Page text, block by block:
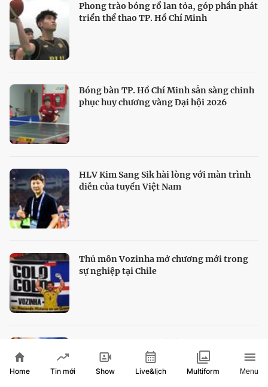
Phong trào bóng rổ lan tỏa, góp phần phát
triển thể thao TP. Hồ Chí Minh
Bóng bàn TP. Hồ Chí Minh sẵn sàng chinh
phục huy chương vàng Đại hội 2026
HLV Kim Sang Sik hài lòng với màn trình
diễn của tuyển Việt Nam
Thủ môn Vozinha mở chương mới trong
sự nghiệp tại Chile
địch Washington Open
Home Tin mới Show Live&lịch Multiform Menu